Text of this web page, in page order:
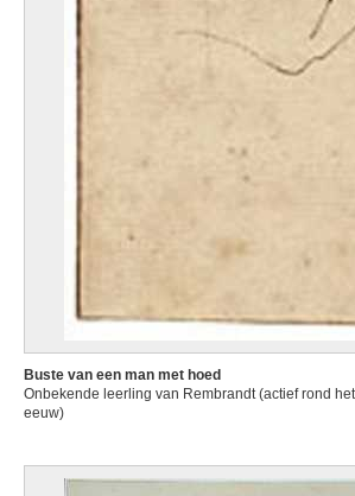
Buste van een man met hoed
Onbekende leerling van Rembrandt (actief rond
eeuw)